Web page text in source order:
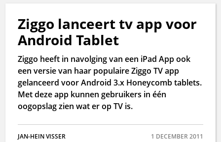
Ziggo lanceert tv app voor
Android Tablet
Ziggo heeft in navolging van een iPad App ook
een versie van haar populaire Ziggo TV app
gelanceerd voor Android 3.x Honeycomb tablets.
Met deze app kunnen gebruikers in één
oogopslag zien wat er op TV is.
JAN-HEIN VISSER
1 DECEMBER 2011